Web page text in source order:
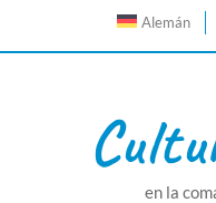
Alemán
en la